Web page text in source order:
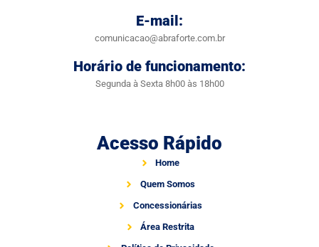
E-mail:
comunicacao@abraforte.com.br
Horário de funcionamento:
Segunda à Sexta 8h00 às 18h00
Acesso Rápido
Home
Quem Somos
Concessionárias
Área Restrita